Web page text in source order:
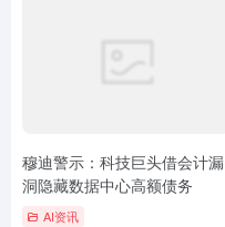
穆迪警示：科技巨头借会计漏
洞隐藏数据中心高额债务
AI资讯